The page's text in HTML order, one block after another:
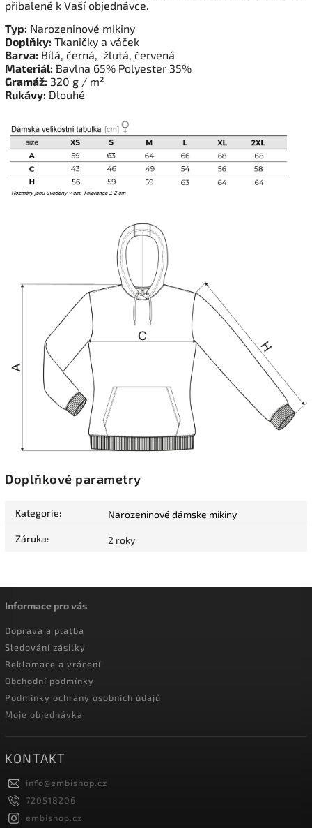
přibalené k Vaší objednávce.
Typ: Narozeninové mikiny
Doplňky: Tkaničky a váček
Barva: Bílá, černá, žlutá, červená
Materiál: Bavlna 65% Polyester 35%
Gramáž: 320 g / m²
Rukávy: Dlouhé
Doplňkové parametry
Kategorie: Narozeninové dámske mikiny
Záruka: 2 roky
Informace pro vás
Doprava a platba
Sledování zásilky
Reklamace a vrácení
Obchodní podmínky
Podmínky ochrany osobních údajů
Moje objednávka
KONTAKT
info@embishop.cz
720518206
embishop.cz